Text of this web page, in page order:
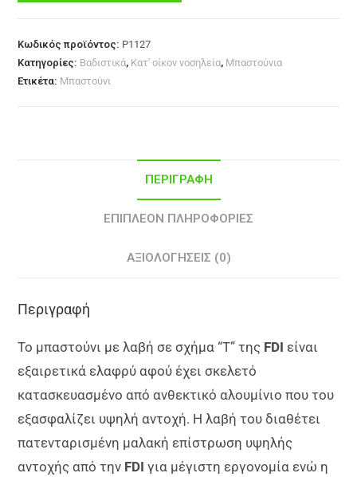
Κωδικός προϊόντος: P1127
Κατηγορίες: Βαδιστικά, Κατ' οίκον νοσηλεία, Μπαστούνια
Ετικέτα: Μπαστούνι
ΠΕΡΙΓΡΑΦΉ
ΕΠΙΠΛΈΟΝ ΠΛΗΡΟΦΟΡΊΕΣ
ΑΞΙΟΛΟΓΉΣΕΙΣ (0)
Περιγραφή
Το μπαστούνι με λαβή σε σχήμα “Τ” της FDIείναι
εξαιρετικά ελαφρύ αφού έχει σκελετό
κατασκευασμένο από ανθεκτικό αλουμίνιο που του
εξασφαλίζει υψηλή αντοχή. Η λαβή του διαθέτει
πατενταρισμένη μαλακή επίστρωση υψηλής
αντοχής από την FDIγια μέγιστη εργονομία ενώ η